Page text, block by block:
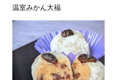
温室みかん大福